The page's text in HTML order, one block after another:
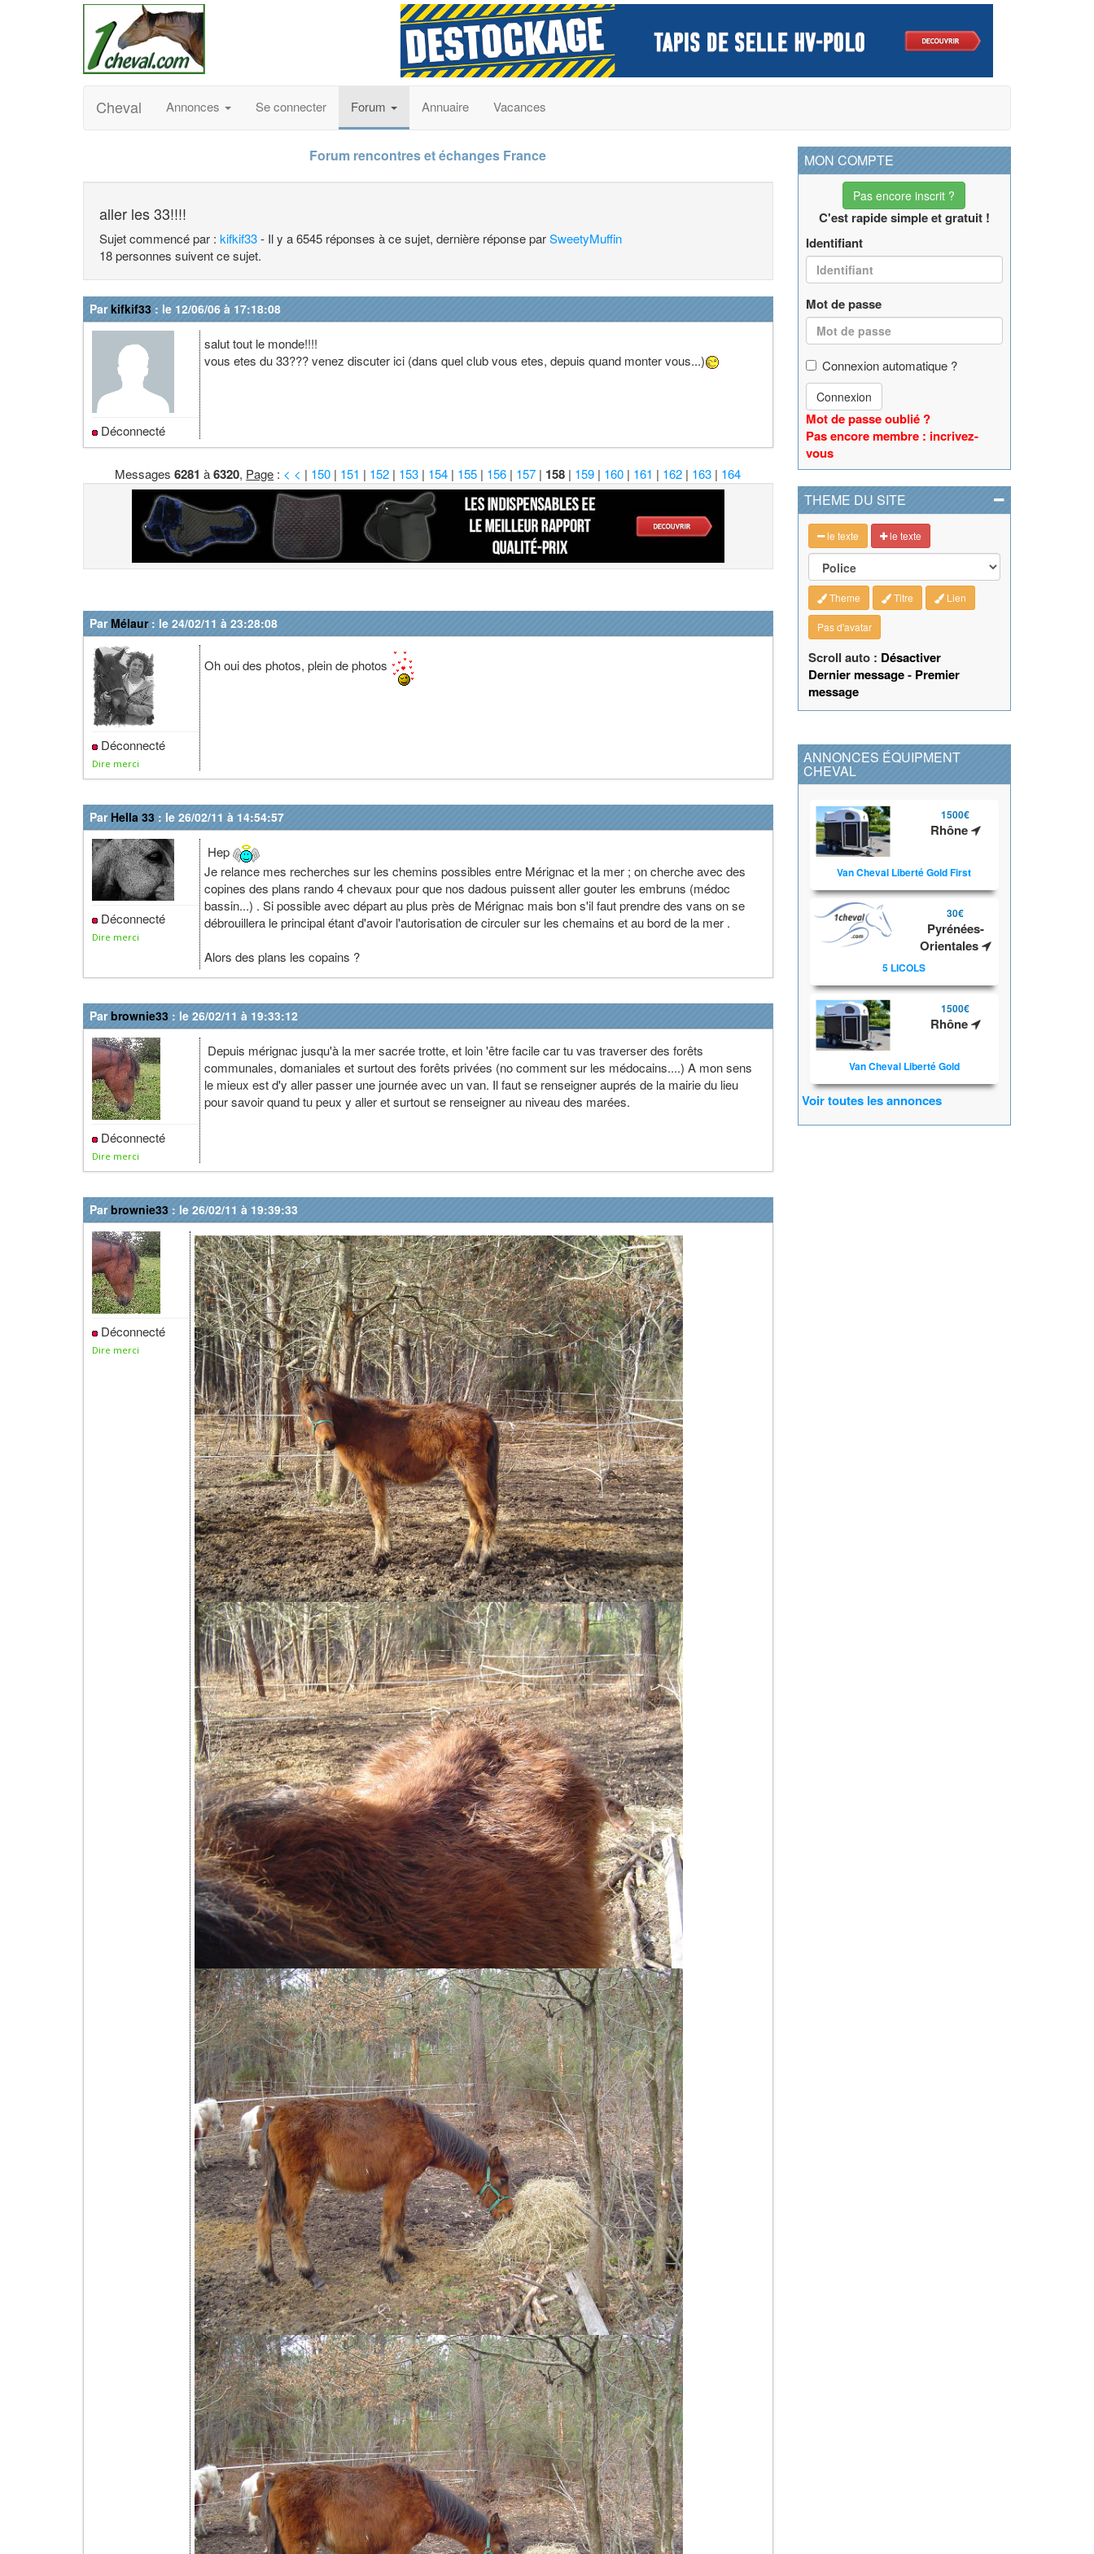
Cheval Annonces Se connecter Forum Annuaire Vacances
Forum rencontres et échanges France
aller les 33!!!!
Sujet commencé par : kifkif33- Il y a 6545 réponses à ce sujet, dernière réponse parSweetyMuffin
18 personnes suivent ce sujet.
Parkifkif33 : le 12/06/06 à 17:18:08
Déconnecté
salut tout le monde!!!!
vous etes du 33??? venez discuter ici (dans quel club vous etes, depuis quand monter vous...)
Messages6281 à6320, Page : < < | 150 | 151 | 152 | 153 | 154 | 155 | 156 | 157 | 158 | 159 | 160 | 161 | 162 | 163 | 164
Par Mélaur: le 24/02/11 à 23:28:08
Déconnecté
Dire merci
Oh oui des photos, plein de photos
Par Hella 33 : le 26/02/11 à 14:54:57
Déconnecté
Dire merci
Hep
Je relance mes recherches sur les chemins possibles entre Mérignac et la mer ; on cherche avec des
copines des plans rando 4 chevaux pour que nos dadous puissent aller gouter les embruns (médoc
bassin...) . Si possible avec départ au plus près de Mérignac mais bon s'il faut prendre des vans on se
débrouillera le principal étant d'avoir l'autorisation de circuler sur les chemains et au bord de la mer .
Alors des plans les copains ?
Parbrownie33 : le 26/02/11 à 19:33:12
Déconnecté
Dire merci
Depuis mérignac jusqu'à la mer sacrée trotte, et loin 'être facile car tu vas traverser des forêts
communales, domaniales et surtout des forêts privées (no comment sur les médocains....) A mon sens
le mieux est d'y aller passer une journée avec un van. Il faut se renseigner auprés de la mairie du lieu
pour savoir quand tu peux y aller et surtout se renseigner au niveau des marées.
Parbrownie33 : le 26/02/11 à 19:39:33
Déconnecté
Dire merci
MON COMPTE
Pas encore inscrit ?
C'est rapide simple et gratuit !
Identifiant
Mot de passe
Connexion automatique ?
Connexion
Mot de passe oublié ?
Pas encore membre : incrivez-
vous
THEME DU SITE
le texte le texte
Theme Titre Lien
Pas d'avatar
Scroll auto : Désactiver
Dernier message- Premier
message
ANNONCES ÉQUIPMENT
CHEVAL
1500€
Rhône
Van Cheval Liberté Gold First
30€
Pyrénées-
Orientales
5 LICOLS
1500€
Rhône
Van Cheval Liberté Gold
Voir toutes les annonces